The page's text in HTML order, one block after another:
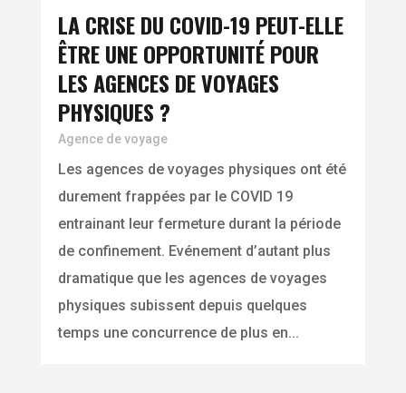
LA CRISE DU COVID-19 PEUT-ELLE
ÊTRE UNE OPPORTUNITÉ POUR
LES AGENCES DE VOYAGES
PHYSIQUES ?
Agence de voyage
Les agences de voyages physiques ont été
durement frappées par le COVID 19
entrainant leur fermeture durant la période
de confinement. Evénement d’autant plus
dramatique que les agences de voyages
physiques subissent depuis quelques
temps une concurrence de plus en...